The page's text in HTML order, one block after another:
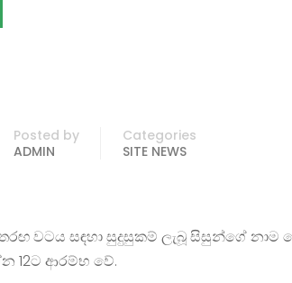
Posted by
ADMIN
Categories
SITE NEWS
තරඟ වටය සඳහා සුදුසුකම් ලැබූ සිසුන්ගේ
12ට ආරම්භ වේ.